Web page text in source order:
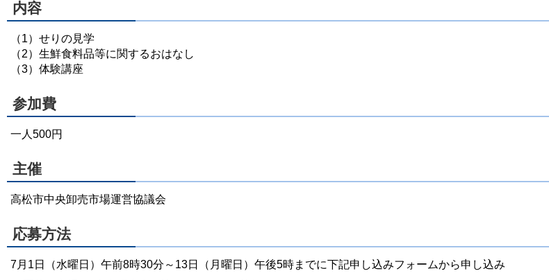
内容
（1）せりの見学
（2）生鮮食料品等に関するおはなし
（3）体験講座
参加費
一人500円
主催
高松市中央卸売市場運営協議会
応募方法
7月1日（水曜日）午前8時30分～13日（月曜日）午後5時までに下記申し込みフォームから申し込み